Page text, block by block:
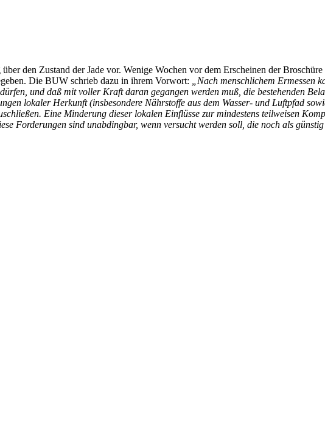
den Zustand der Jade vor. Wenige Wochen vor dem Erscheinen der Broschüre
Die BUW schrieb dazu in ihrem Vorwort:
„Nach menschlichem Ermessen
und daß mit voller Kraft daran gegangen werden muß, die bestehenden
lokaler Herkunft (insbesondere Nährstoffe aus dem Wasser- und Luftpfad
Eine Minderung dieser lokalen Einflüsse zur mindestens teilweisen
Forderungen sind unabdingbar, wenn versucht werden soll, die noch als